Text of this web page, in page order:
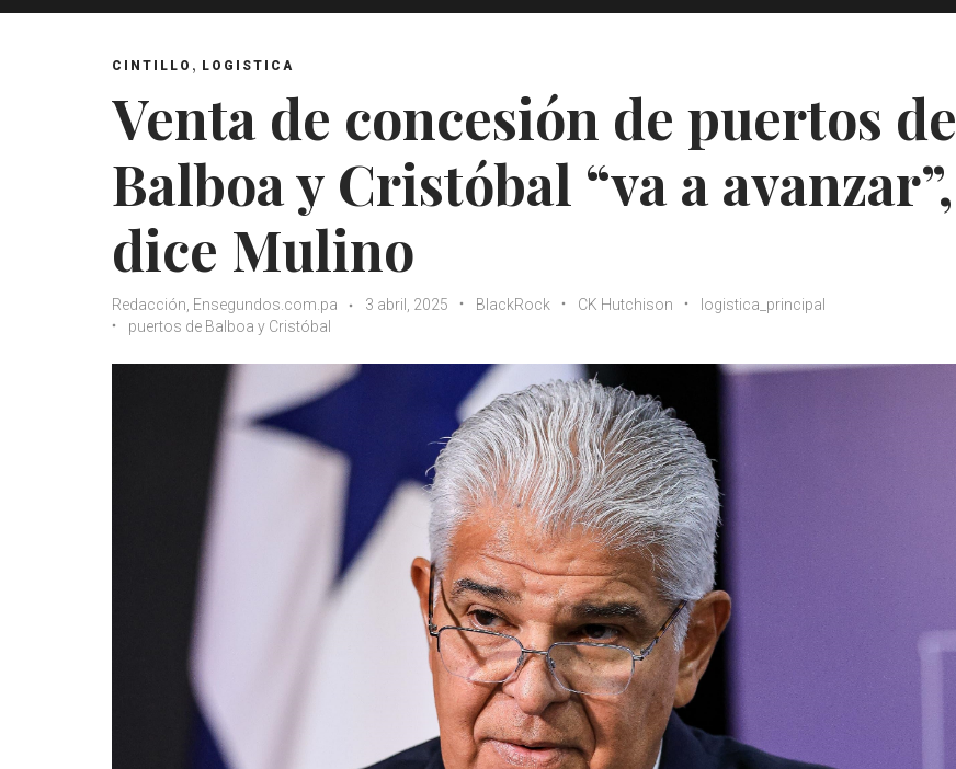
CINTILLO , LOGISTICA
Venta de concesión de puertos de
Balboa y Cristóbal “va a avanzar”,
dice Mulino
Redacción, Ensegundos.com.pa 3 abril, 2025 BlackRock CK Hutchison
logistica_principal
puertos de Balboa y Cristóbal